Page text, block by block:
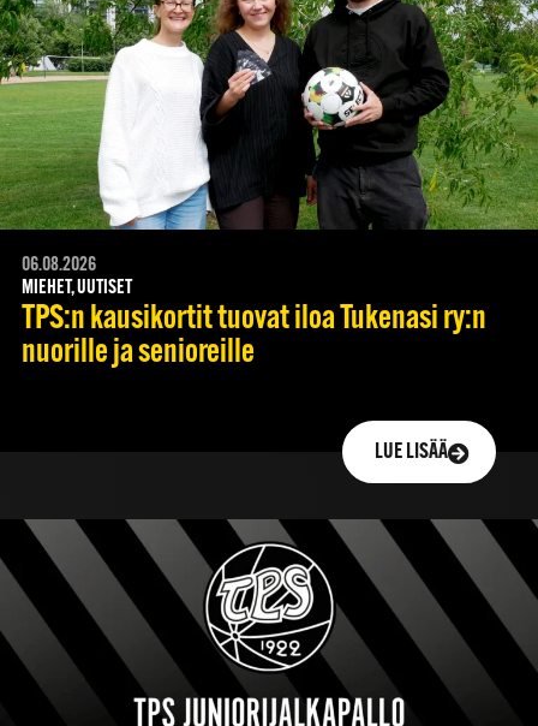
06.08.2026
MIEHET, UUTISET
TPS:n kausikortit tuovat iloa Tukenasi ry:n
nuorille ja senioreille
LUE LISÄÄ